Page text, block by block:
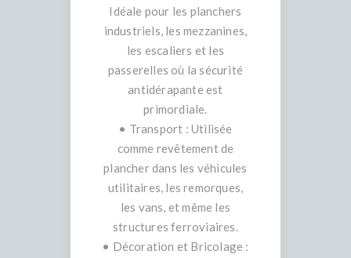
Idéale pour les planchers
industriels, les mezzanines,
les escaliers et les
passerelles où la sécurité
antidérapante est
primordiale.
• Transport : Utilisée
comme revêtement de
plancher dans les véhicules
utilitaires, les remorques,
les vans, et même les
structures ferroviaires.
• Décoration et Bricolage :